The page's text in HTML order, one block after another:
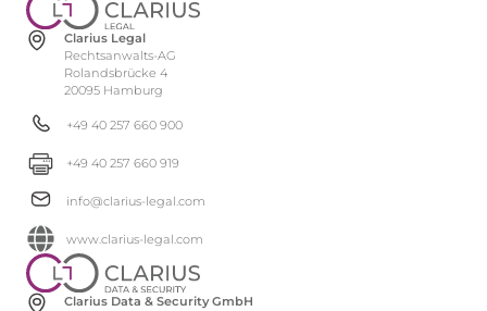
Clarius Legal
Rechtsanwalts-AG
Rolandsbrücke 4
20095 Hamburg
+49 40 257 660 900
+49 40 257 660 919
info@clarius-legal.com
www.clarius-legal.com
Clarius Data & Security GmbH